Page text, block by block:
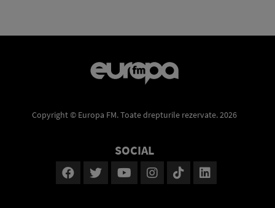
Copyright © Europa FM. Toate drepturile rezervate. 2026
SOCIAL